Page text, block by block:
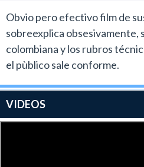
Obvio pero efectivo film de
sobreexplica obsesivamente,
colombiana y los rubros
el pùblico sale conforme.
VIDEOS